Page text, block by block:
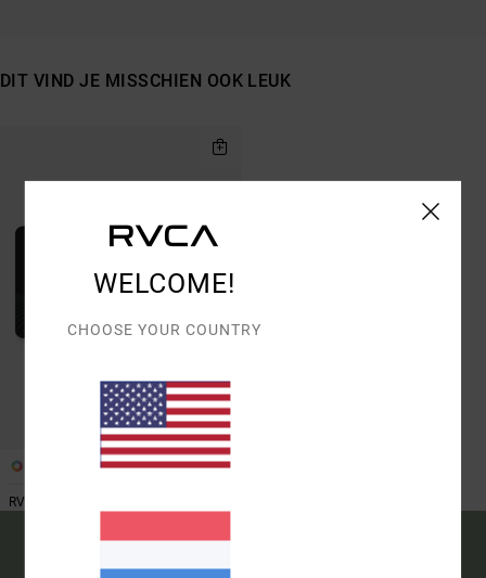
DIT VIND JE MISSCHIEN OOK LEUK
RVVIGCE1 M BLK -
WELCOME!
CHOOSE YOUR COUNTRY